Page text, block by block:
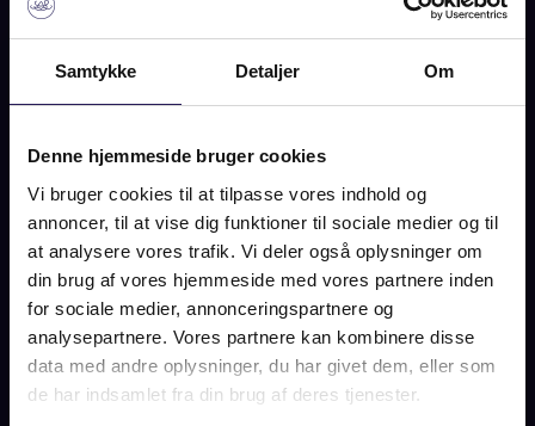
Samtykke Detaljer Om
Denne hjemmeside bruger cookies
Vi bruger cookies til at tilpasse vores indhold og
annoncer, til at vise dig funktioner til sociale medier og til
at analysere vores trafik. Vi deler også oplysninger om
din brug af vores hjemmeside med vores partnere inden
for sociale medier, annonceringspartnere og
analysepartnere. Vores partnere kan kombinere disse
data med andre oplysninger, du har givet dem, eller som
de har indsamlet fra din brug af deres tjenester.
SOLGT
BILLEDER KORT
SANKT ANNÆ PLADS 8, 2.,
1250 KØBENHAVN K